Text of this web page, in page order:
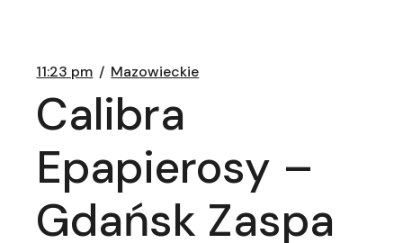
11:23 pm Mazowieckie
Calibra
Epapierosy –
Gdańsk Zaspa